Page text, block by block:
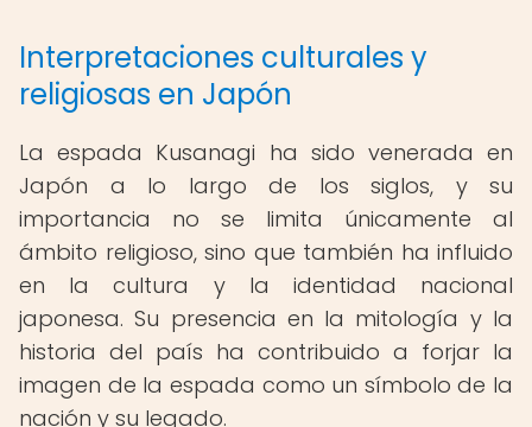
Interpretaciones culturales y
religiosas en Japón
La espada Kusanagi ha sido venerada en
Japón a lo largo de los siglos, y su
importancia no se limita únicamente al
ámbito religioso, sino que también ha influido
en la cultura y la identidad nacional
japonesa. Su presencia en la mitología y la
historia del país ha contribuido a forjar la
imagen de la espada como un símbolo de la
nación y su legado.